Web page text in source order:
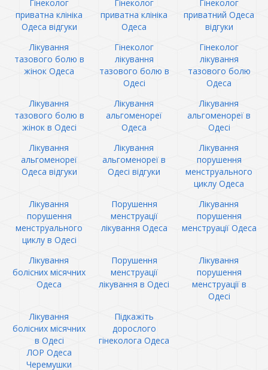
Гінеколог
приватна клініка
Одеса відгуки
Гінеколог
приватна клініка
Одеса
Гінеколог
приватний Одеса
відгуки
Лікування
тазового болю в
жінок Одеса
Гінеколог
лікування
тазового болю в
Одесі
Гінеколог
лікування
тазового болю
Одеса
Лікування
тазового болю в
жінок в Одесі
Лікування
альгоменореї
Одеса
Лікування
альгоменореї в
Одесі
Лікування
альгоменореї
Одеса відгуки
Лікування
альгоменореї в
Одесі відгуки
Лікування
порушення
менструального
циклу Одеса
Лікування
порушення
менструального
циклу в Одесі
Порушення
менструації
лікування Одеса
Лікування
порушення
менструації Одеса
Лікування
болісних місячних
Одеса
Порушення
менструації
лікування в Одесі
Лікування
порушення
менструації в
Одесі
Лікування
болісних місячних
в Одесі
Підкажіть
дорослого
гінеколога Одеса
ЛОР Одеса
Черемушки